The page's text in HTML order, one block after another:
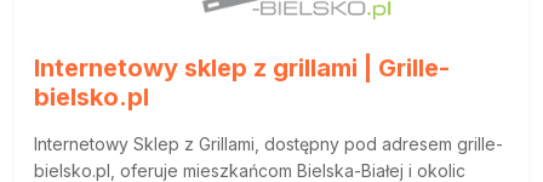
Internetowy sklep z grillami | Grille-
bielsko.pl
Internetowy Sklep z Grillami, dostępny pod adresem grille-
bielsko.pl, oferuje mieszkańcom Bielska-Białej i okolic